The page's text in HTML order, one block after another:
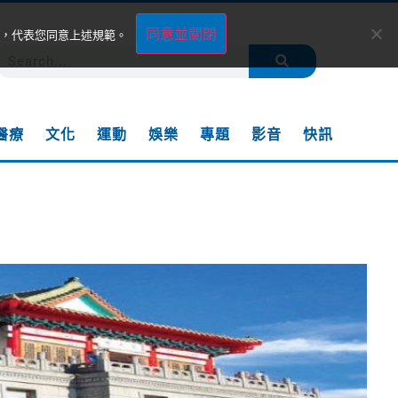
療 文化 運動 娛樂 專題 影音 快訊
代表您同意上述規範。 同意並關閉